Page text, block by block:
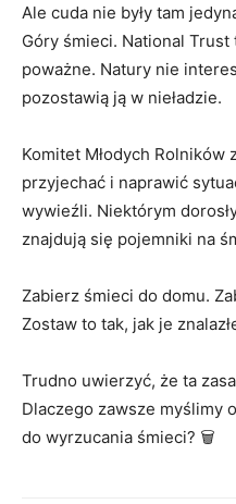
Ale cuda nie były tam
Góry śmieci. National
poważne. Natury nie
pozostawią ją w nieładzie.
Komitet Młodych Rolników
przyjechać i naprawić
wywieźli. Niektórym
znajdują się pojemniki na
Zabierz śmieci do domu.
Zostaw to tak, jak je
Trudno uwierzyć, że ta
Dlaczego zawsze myślimy
do wyrzucania śmieci? 🗑️